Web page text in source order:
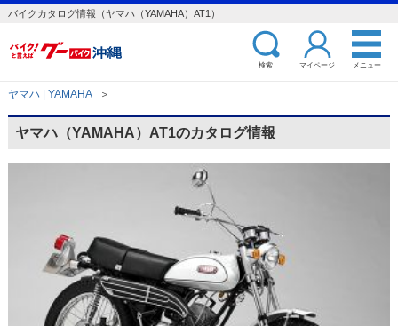
バイクカタログ情報（ヤマハ（YAMAHA）AT1）
検索 マイページ メニュー
ヤマハ | YAMAHA ＞
ヤマハ（YAMAHA）AT1のカタログ情報